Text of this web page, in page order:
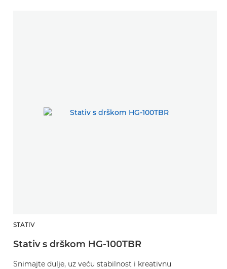
STATIV
Stativ s drškom HG-100TBR
Snimajte dulje, uz veću stabilnost i kreativnu